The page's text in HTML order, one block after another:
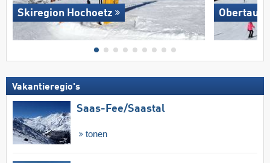
Skiregion Hochoetz
Vakantieregio's
Saas-Fee/​Saastal
tonen